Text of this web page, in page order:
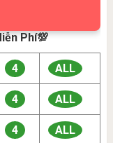
Phí💯
4 ALL
4 ALL
4 ALL